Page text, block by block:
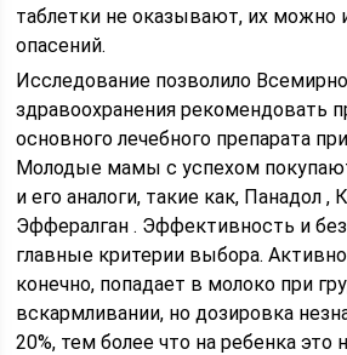
таблетки не оказывают, их можно
опасений.
Исследование позволило
здравоохранения рекомендовать
основного лечебного препарата
Молодые мамы с успехом
и его аналоги, такие как, Панадол ,
Эффералган . Эффективность и
главные критерии выбора.
конечно, попадает в молоко при
вскармливании, но дозировка
20%, тем более что на ребенка это